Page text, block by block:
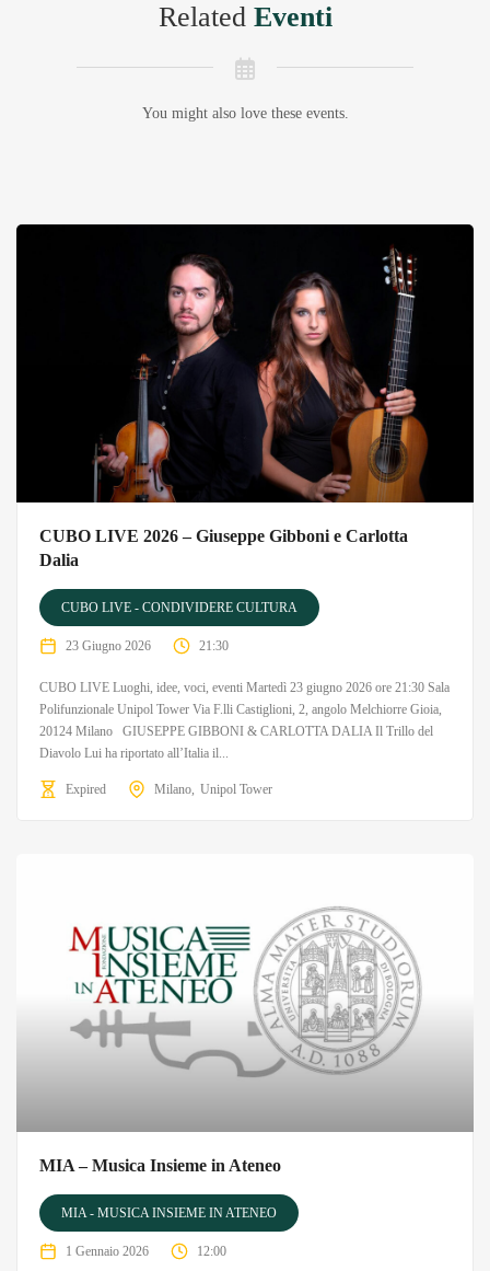
Related Eventi
You might also love these events.
CUBO LIVE 2026 – Giuseppe Gibboni e Carlotta
Dalia
CUBO LIVE - CONDIVIDERE CULTURA
23 Giugno 2026 21:30
CUBO LIVE Luoghi, idee, voci, eventi Martedì 23 giugno 2026 ore 21:30 Sala
Polifunzionale Unipol Tower Via F.lli Castiglioni, 2, angolo Melchiorre Gioia,
20124 Milano GIUSEPPE GIBBONI & CARLOTTA DALIA Il Trillo del
Diavolo Lui ha riportato all’Italia il...
Expired Milano Unipol Tower
MIA – Musica Insieme in Ateneo
MIA - MUSICA INSIEME IN ATENEO
1 Gennaio 2026 12:00